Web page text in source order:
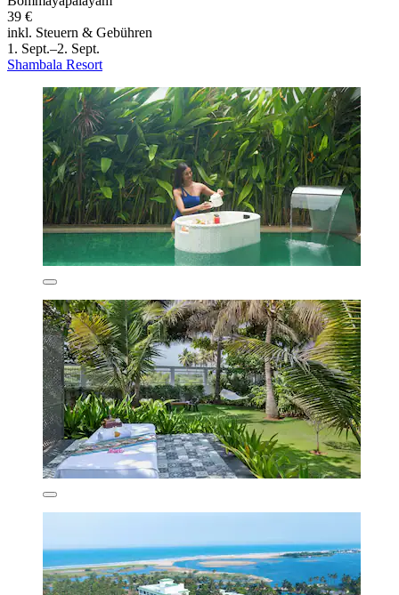
39 €
inkl. Steuern & Gebühren
1. Sept.–2. Sept.
Shambala Resort